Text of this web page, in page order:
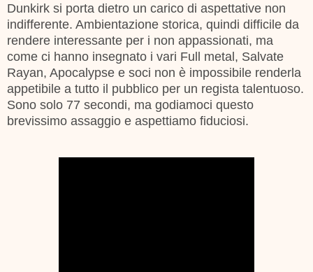
Dunkirk si porta dietro un carico di aspettative non
indifferente. Ambientazione storica, quindi difficile da
rendere interessante per i non appassionati, ma
come ci hanno insegnato i vari Full metal, Salvate
Rayan, Apocalypse e soci non è impossibile renderla
appetibile a tutto il pubblico per un regista talentuoso.
Sono solo 77 secondi, ma godiamoci questo
brevissimo assaggio e aspettiamo fiduciosi.